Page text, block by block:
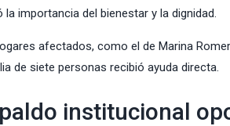
la importancia del bienestar y la dignidad.
afectados, como el de Marina
de siete personas recibió ayuda directa.
institucional